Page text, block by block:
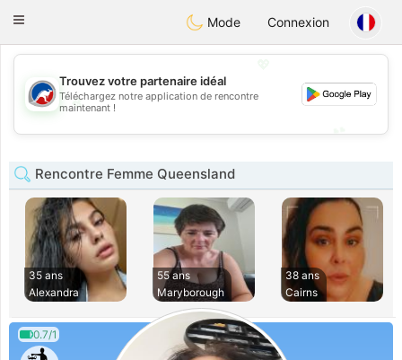
AustraliaChat
Toggle
Mode Connexion
💖
💕
Trouvez votre partenaire idéal
Téléchargez notre application de rencontre
maintenant !
Rencontre Femme Queensland
35 ans
Alexandra
55 ans
Maryborough
38 ans
Cairns
0.7/1